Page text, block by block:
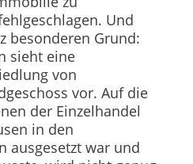
Und
besonderen Grund:
sieht eine
von
vor. Auf die
der Einzelhandel
in den
ausgesetzt war und